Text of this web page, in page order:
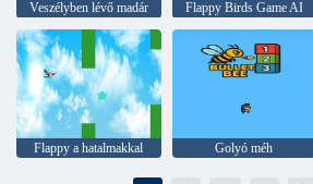
Veszélyben lévő madár Flappy Birds Game AI
Flappy a hatalmakkal Golyó méh